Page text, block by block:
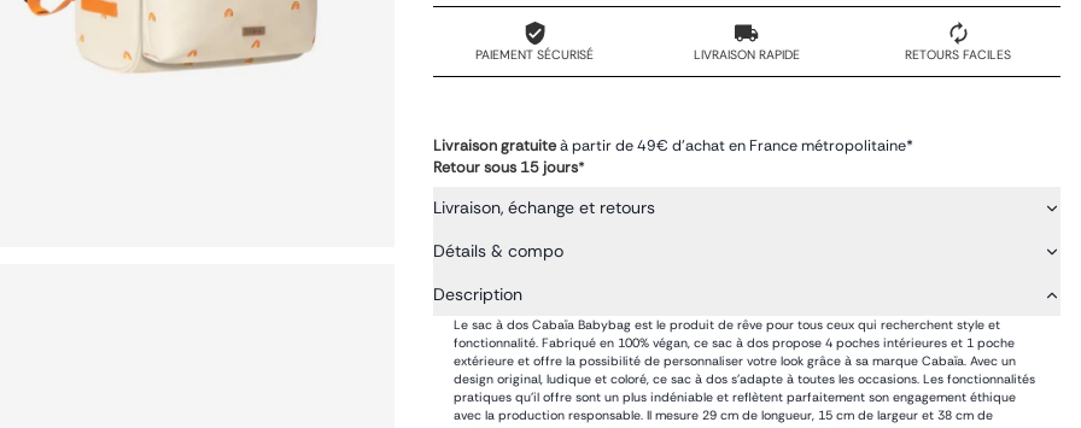
PAIEMENT SÉCURISÉ LIVRAISON RAPIDE RETOURS FACILES
Livraison gratuiteà partir de 49€ d'achat en France métropolitaine*
Retour sous 15 jours*
Livraison, échange et retours
Détails & compo
Description
Le sac à dos Cabaïa Babybag est le produit de rêve pour tous ceux qui recherchent style et
fonctionnalité. Fabriqué en 100% végan, ce sac à dos propose 4 poches intérieures et 1 poche
extérieure et offre la possibilité de personnaliser votre look grâce à sa marque Cabaïa. Avec un
design original, ludique et coloré, ce sac à dos s'adapte à toutes les occasions. Les fonctionnalités
pratiques qu'il offre sont un plus indéniable et reflètent parfaitement son engagement éthique
avec la production responsable. Il mesure 29 cm de longueur, 15 cm de largeur et 38 cm de